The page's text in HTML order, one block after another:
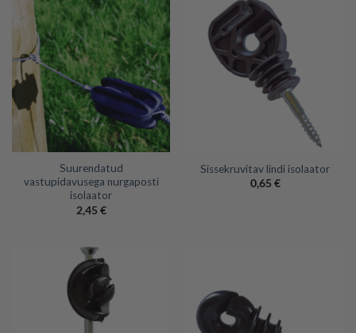
Suurendatud
vastupidavusega nurgaposti
isolaator
2,45 €
Sissekruvitav lindi isolaator
0,65 €